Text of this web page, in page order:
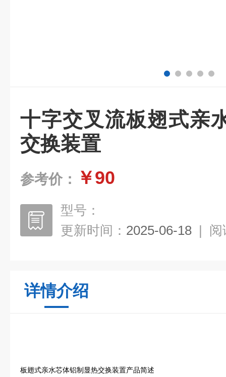
十字交叉流板翅式亲
交换装置
参考价： ￥90
型号：
更新时间： 2025-06-18 | 阅
详情介绍
板翅式亲水芯体铝制显热交换装置产品简述